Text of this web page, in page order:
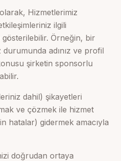
Hizmetlerimiz
ilgili
Örneğin, bir
adınız ve profil
şirketin sponsorlu
dahil) şikayetleri
ve çözmek ile hizmet
hatalar) gidermek amacıyla
doğrudan ortaya